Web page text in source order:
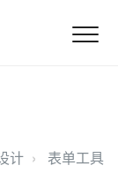
计
表单工具